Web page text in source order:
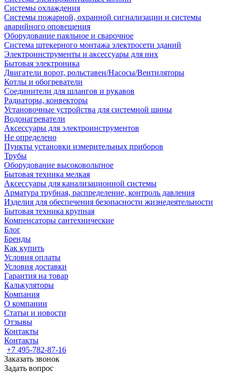
Системы охлаждения
Системы пожарной, охранной сигнализации и системы
аварийного оповещения
Оборудование паяльное и сварочное
Система штекерного монтажа электросети зданий
Электроинструменты и аксессуары для них
Бытовая электроника
Двигатели ворот, рольставен/Насосы/Вентиляторы
Котлы и обогреватели
Соединители для шлангов и рукавов
Радиаторы, конвекторы
Установочные устройства для системной шины
Водонагреватели
Аксессуары для электроинструментов
Не определено
Пункты установки измерительных приборов
Трубы
Оборудование высоковольтное
Бытовая техника мелкая
Аксессуары для канализационной системы
Арматура трубная, распределение, контроль давления
Изделия для обеспечения безопасности жизнедеятельности
Бытовая техника крупная
Компенсаторы сантехнические
Блог
Бренды
Как купить
Условия оплаты
Условия доставки
Гарантия на товар
Калькуляторы
Компания
О компании
Статьи и новости
Отзывы
Контакты
Контакты
+7 495-782-87-16
Заказать звонок
Задать вопрос